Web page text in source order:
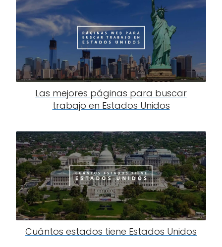
Las mejores páginas para buscar
trabajo en Estados Unidos
Cuántos estados tiene Estados Unidos